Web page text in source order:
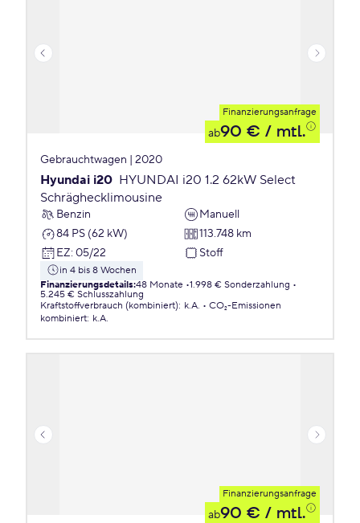
Finanzierungsanfrage
ab90 € / mtl.
Gebrauchtwagen | 2020
Hyundai i20 HYUNDAI i20 1.2 62kW Select
Schräghecklimousine
Benzin
Manuell
84 PS (62 kW)
113.748 km
EZ: 05/22 Stoff
in 4 bis 8 Wochen
Finanzierungsdetails:48 Monate 1.998 € Sonderzahlung
5.245 € Schlusszahlung
Kraftstoffverbrauch (kombiniert): k.A.
CO₂-Emissionen
kombiniert: k.A.
Finanzierungsanfrage
ab90 € / mtl.